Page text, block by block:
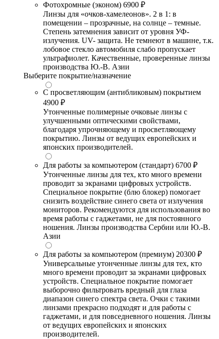
Фотохромные (эконом) 6900 ₽
Линзы для «очков-хамелеонов». 2 в 1: в
помещении – прозрачные, на солнце – темные.
Степень затемнения зависит от уровня УФ-
излучения. UV- защита. Не темнеют в машине, т.к.
лобовое стекло автомобиля слабо пропускает
ультрафиолет. Качественные, проверенные линзы
производства Ю.-В. Азии
Выберите покрытие/назначение
С просветляющим (антибликовым) покрытием
4900 ₽
Утонченные полимерные очковые линзы с
улучшенными оптическими свойствами,
благодаря упрочняющему и просветляющему
покрытию. Линзы от ведущих европейских и
японских производителей.
Для работы за компьютером (стандарт) 6700 ₽
Утонченные линзы для тех, кто много времени
проводит за экранами цифровых устройств.
Специальное покрытие (блю блокер) помогает
снизить воздействие синего света от излучения
мониторов. Рекомендуются для использования во
время работы с гаджетами, не для постоянного
ношения. Линзы производства Сербии или Ю.-В.
Азии
Для работы за компьютером (премиум) 20300 ₽
Универсальные утонченные линзы для тех, кто
много времени проводит за экранами цифровых
устройств. Специальное покрытие помогает
выборочно фильтровать вредный для глаза
диапазон синего спектра света. Очки с такими
линзами прекрасно подходят и для работы с
гаджетами, и для повседневного ношения. Линзы
от ведущих европейских и японских
производителей.